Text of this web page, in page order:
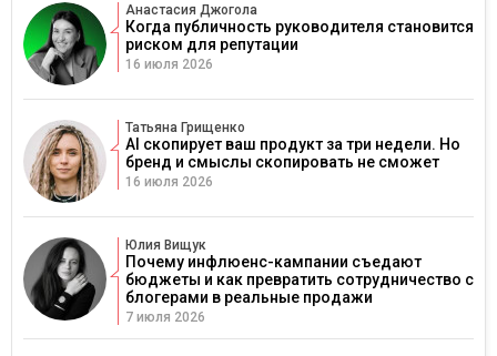
Анастасия Джогола
Когда публичность руководителя становится
риском для репутации
16 июля 2026
Татьяна Грищенко
AI скопирует ваш продукт за три недели. Но
бренд и смыслы скопировать не сможет
16 июля 2026
Юлия Вищук
Почему инфлюенс-кампании съедают
бюджеты и как превратить сотрудничество с
блогерами в реальные продажи
7 июля 2026